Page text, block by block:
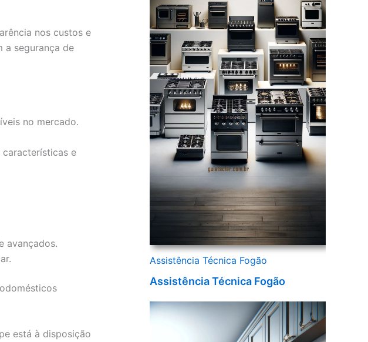
nos custos e
a segurança de
no mercado.
características e
avançados.
está à disposição
Assistência Técnica Fogão
Assistência Técnica Fogão